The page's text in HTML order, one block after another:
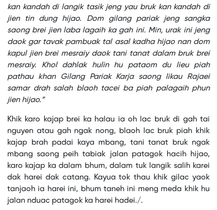
kan kandah di langik tasik jeng yau bruk kan kandah di
jien tin dung hijao. Dom gilang pariak jeng sangka
saong brei jien laba lagaih ka gah ini. Min, urak ini jeng
daok gar tavak pambuak tal asal kadha hijao nan dom
kapul jien brei mesraiy daok tani tanat dalam bruk brei
mesraiy. Khol dahlak hulin hu pataom du lieu piah
pathau khan Gilang Pariak Karja saong likau Rajaei
samar drah salah blaoh tacei ba piah palagaih phun
jien hijao.”
Khik karo kajap brei ka halau ia oh lac bruk di gah tai
nguyen atau gah ngak nong, blaoh lac bruk piah khik
kajap brah padai kaya mbang, tani tanat bruk ngak
mbang saong peih tabiak jalan patagok hacih hijao,
karo kajap ka dalam bhum, dalam tuk langik salih karei
dak harei dak catang. Kayua tok thau khik gilac yaok
tanjaoh ia harei ini, bhum taneh ini meng meda khik hu
jalan nduac patagok ka harei hadei./.